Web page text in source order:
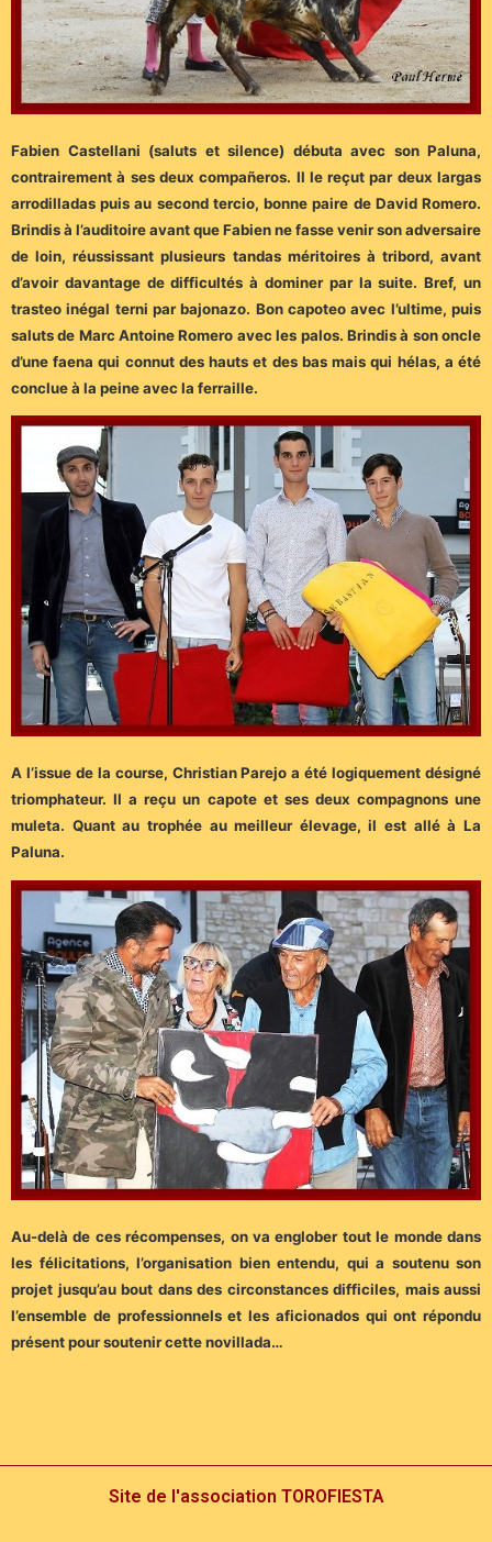
Fabien Castellani (saluts et silence) débuta avec son Paluna,
contrairement à ses deux compañeros. Il le reçut par deux largas
arrodilladas puis au second tercio, bonne paire de David Romero.
Brindis à l’auditoire avant que Fabien ne fasse venir son adversaire
de loin, réussissant plusieurs tandas méritoires à tribord, avant
d’avoir davantage de difficultés à dominer par la suite. Bref, un
trasteo inégal terni par bajonazo. Bon capoteo avec l’ultime, puis
saluts de Marc Antoine Romero avec les palos. Brindis à son oncle
d’une faena qui connut des hauts et des bas mais qui hélas, a été
conclue à la peine avec la ferraille.
A l’issue de la course, Christian Parejo a été logiquement désigné
triomphateur. Il a reçu un capote et ses deux compagnons une
muleta. Quant au trophée au meilleur élevage, il est allé à La
Paluna.
Au-delà de ces récompenses, on va englober tout le monde dans
les félicitations, l’organisation bien entendu, qui a soutenu son
projet jusqu’au bout dans des circonstances difficiles, mais aussi
l’ensemble de professionnels et les aficionados qui ont répondu
présent pour soutenir cette novillada…
Site de l'association TOROFIESTA